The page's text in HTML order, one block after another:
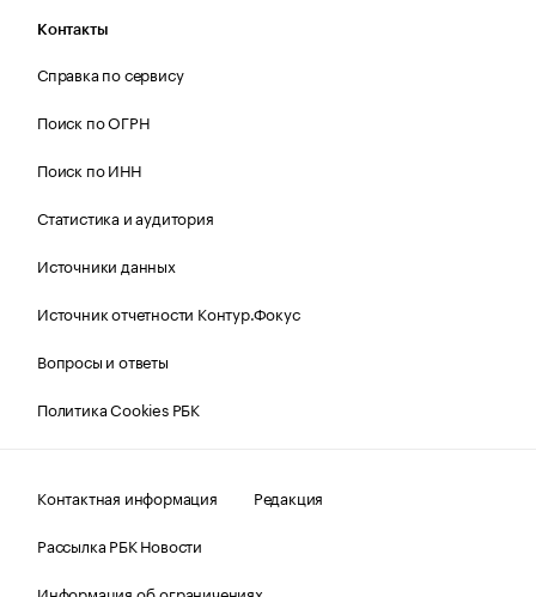
Контакты
Справка по сервису
Поиск по ОГРН
Поиск по ИНН
Статистика и аудитория
Источники данных
Источник отчетности Контур.Фокус
Вопросы и ответы
Политика Cookies РБК
Контактная информация
Редакция
Рассылка РБК Новости